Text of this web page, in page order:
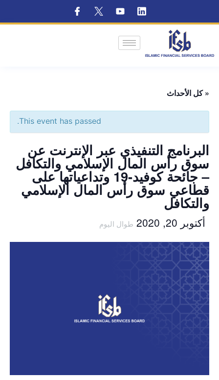
« كل الأحداث
This event has passed.
البرنامج التنفيذي عبر الإنترنت عن
سوق رأس المال الإسلامي والتكافل
– جائحة كوفيد-19 وتداعياتها على
قطاعي سوق رأس المال الإسلامي
والتكافل
أكتوبر 20, 2020 طوال اليوم